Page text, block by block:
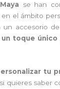
se han
el ámbito
un accesorio
un toque único
tu
quieres saber